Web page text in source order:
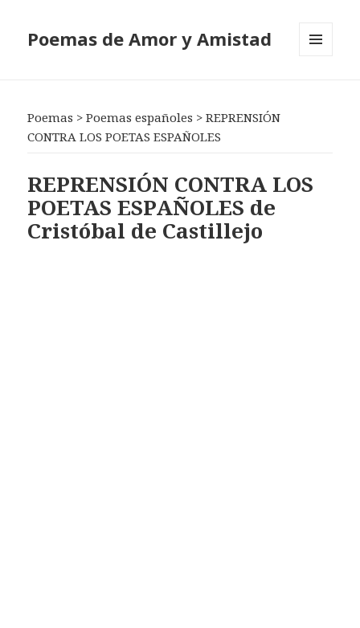
Poemas de Amor y Amistad
Poemas >Poemas españoles >REPRENSIÓN
CONTRA LOS POETAS ESPAÑOLES
REPRENSIÓN CONTRA LOS
POETAS ESPAÑOLES de
Cristóbal de Castillejo